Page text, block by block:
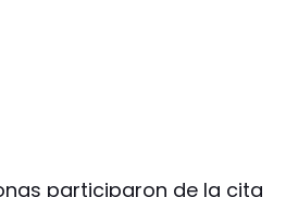
participaron de la cita